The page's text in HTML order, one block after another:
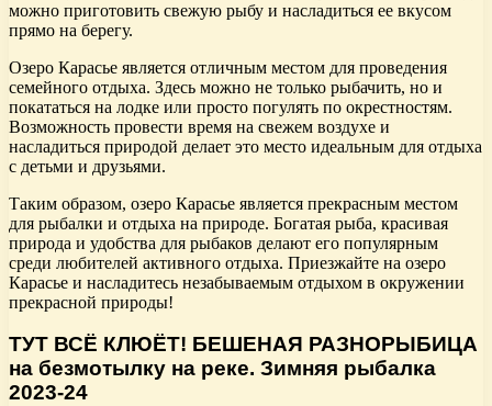
можно приготовить свежую рыбу и насладиться ее вкусом
прямо на берегу.
Озеро Карасье является отличным местом для проведения
семейного отдыха. Здесь можно не только рыбачить, но и
покататься на лодке или просто погулять по окрестностям.
Возможность провести время на свежем воздухе и
насладиться природой делает это место идеальным для отдыха
с детьми и друзьями.
Таким образом, озеро Карасье является прекрасным местом
для рыбалки и отдыха на природе. Богатая рыба, красивая
природа и удобства для рыбаков делают его популярным
среди любителей активного отдыха. Приезжайте на озеро
Карасье и насладитесь незабываемым отдыхом в окружении
прекрасной природы!
ТУТ ВСЁ КЛЮЁТ! БЕШЕНАЯ РАЗНОРЫБИЦА
на безмотылку на реке. Зимняя рыбалка
2023-24